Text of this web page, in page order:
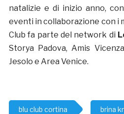
natalizie e di inizio anno,
eventi in collaborazione con i
Club fa parte del network di
Storya Padova, Amis
Jesolo e Area Venice.
blu club cortina brina